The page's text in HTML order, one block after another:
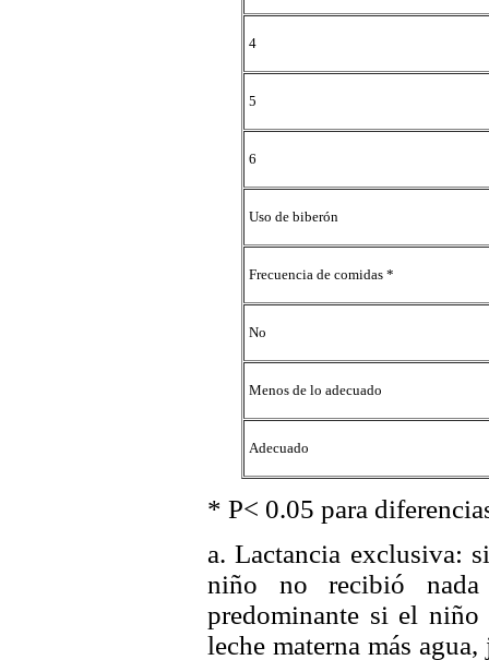
4
5
6
Uso de biberón
Frecuencia de comidas *
No
Menos de lo adecuado
Adecuado
* P< 0.05 para
a. Lactancia exclusiva:
niño no recibió nada
predominante si el
leche materna más